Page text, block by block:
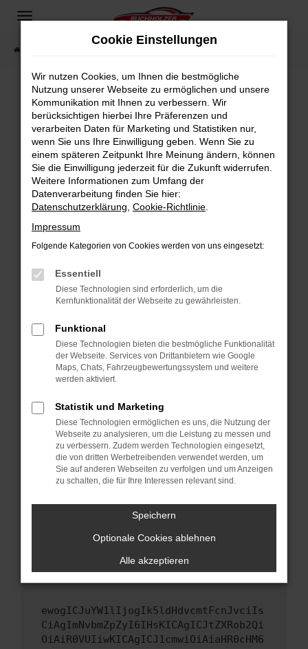
Zum
springen
Fahrzeugsuche
Fehler: Network Error
Beim Laden ist ein Fehler aufgetreten.
Hier sind ein paar Tipps, die dir helfen können:
Überprüfe deine Firewall und deine
Internetverbindung.
Laden andere Webseiten, zum Beispiel deine
Suchmaschine?
Prüfe deine Browsererweiterungen.
können das Laden bestimmter Seiten
verhindern. Funktioniert die Seite in einem
anderen Browser oder in einem privaten
Starte dein Gerät neu.
Das kann manchmal helfen, vorübergehende
Probleme zu beheben.
Betriebssystem auf dem neuesten Stand
sind.
Veraltete Software birgt nicht nur ein
Sicherheitsrisiko, sondern kann auch dazu
führen, dass bestimmte Funktionen nicht mehr
unterstützt werden.
Wende dich an den Webseitenbetreiber.
Wenn du alle oben genannten Schritte versucht
hast, kontaktiere uns bitte. Wir werden
versuchen, das Problem zu beheben. Du kannst
uns diesen Text schicken, um uns bei der
ewogICJuYW1lIjogIk5ldHdvcmtFcnJvciIs
CiAgImNvbmZpZyI6IHsKICAgICJtZXRob2Qi
OiAiR0VUIiwKICAgICJ1cmwiOiAiaHR0cHM6
Cookie Einstellungen
Wir nutzen Cookies, um Ihnen die bestmögliche
Nutzung unserer Webseite zu ermöglichen und unsere
Kommunikation mit Ihnen zu verbessern. Wir
berücksichtigen hierbei Ihre Präferenzen und
verarbeiten Daten für Marketing und Statistiken nur,
wenn Sie uns Ihre Einwilligung geben. Wenn Sie zu
einem späteren Zeitpunkt Ihre Meinung ändern, können
Sie die Einwilligung jederzeit für die Zukunft widerrufen.
Weitere Informationen zum Umfang der
Datenverarbeitung finden Sie hier:
Datenschutzerklärung Cookie-Richtlinie
Impressum
Folgende Kategorien von Cookies werden von uns eingesetzt:
Essentiell
Diese Technologien sind erforderlich, um die
Kernfunktionalität der Webseite zu gewährleisten.
Funktional
Diese Technologien bieten die bestmögliche Funktionalität
der Webseite. Services von Drittanbietern wie Google
Maps, Chats, Fahrzeugbewertungssystem und weitere
werden aktiviert.
Statistik und Marketing
Diese Technologien ermöglichen es uns, die Nutzung der
Webseite zu analysieren, um die Leistung zu messen und
zu verbessern. Zudem werden Technologien eingesetzt,
die von dritten Werbetreibenden verwendet werden, um
Sie auf anderen Webseiten zu verfolgen und um Anzeigen
zu schalten, die für Ihre Interessen relevant sind.
Speichern
Optionale Cookies ablehnen
Alle akzeptieren